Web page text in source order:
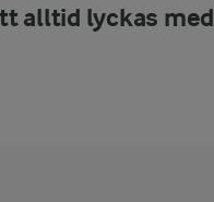
alltid lyckas med